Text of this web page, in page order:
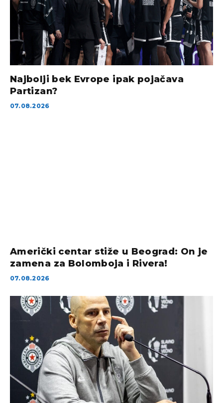
Najbolji bek Evrope ipak pojačava
Partizan?
07.08.2026
Američki centar stiže u Beograd: On je
zamena za Bolomboja i Rivera!
07.08.2026